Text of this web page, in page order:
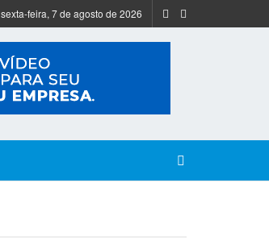
sexta-feira, 7 de agosto de 2026